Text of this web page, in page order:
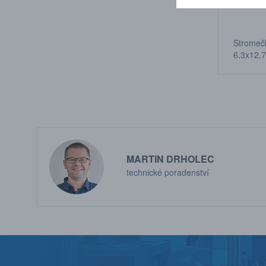
MARTIN DRHOLEC
technické poradenství